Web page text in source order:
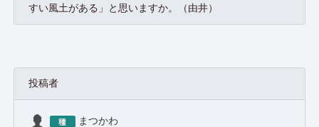
すい風土がある」と思いますか。（由井）
投稿者
まつかわ